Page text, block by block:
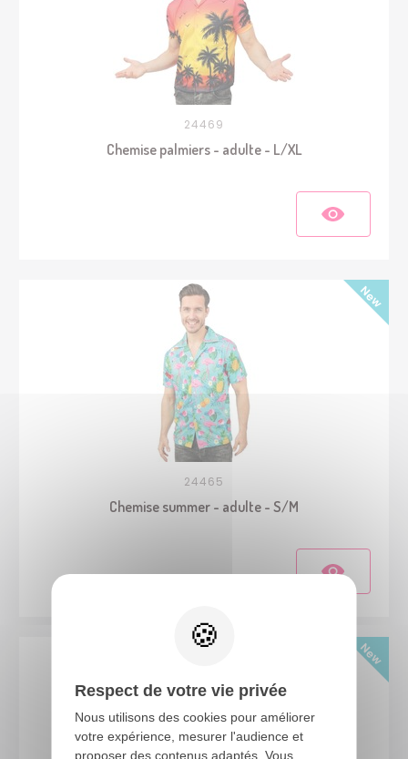
24469
Chemise palmiers - adulte - L/XL
24465
Chemise summer - adulte - S/M
Respect de votre vie privée
Nous utilisons des cookies pour améliorer
votre expérience, mesurer l'audience et
proposer des contenus adaptés. Vous